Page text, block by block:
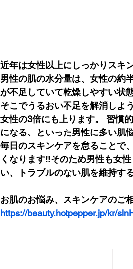
近年は女性以上にしっかりスキ
男性の肌の水分量は、女性の約
が不足していて乾燥しやすい状態
そこでうるおい不足を解消しよ
女性の3倍にも上ります。 習慣
になる、といった男性に多い肌
毎日のスキンケアを怠ることで
くなります‼︎そのため男性も女
い、トラブルのない肌を維持す
お肌のお悩み、スキンケアのご
https://beauty.hotpepper.jp/kr/